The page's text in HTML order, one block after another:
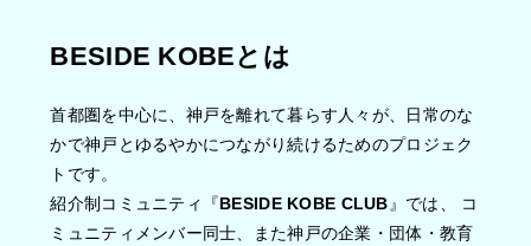
BESIDE KOBEとは
首都圏を中心に、神戸を離れて暮らす人々が、日常のな
かで神戸とゆるやかにつながり続けるためのプロジェク
トです。
紹介制コミュニティ『BESIDE KOBE CLUB 』では、
コ
ミュニティメンバー同士、また神戸の企業・団体・教育